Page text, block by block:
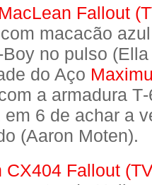
Fallout
com macacão
no pulso
do Aço
a armadura
6 de achar a
(Aaron Moten).
CX404 Fallout